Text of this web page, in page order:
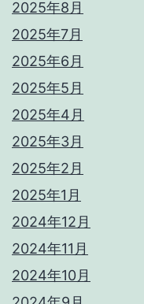
2025年8月
2025年7月
2025年6月
2025年5月
2025年4月
2025年3月
2025年2月
2025年1月
2024年12月
2024年11月
2024年10月